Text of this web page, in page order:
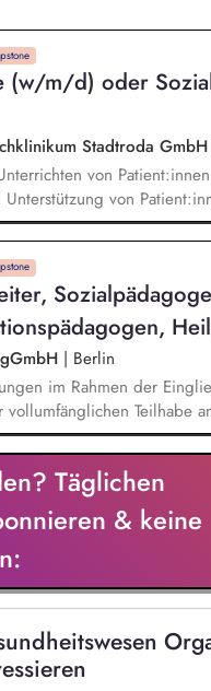
(w/m/d) oder
Stadtroda GmbH
von
Unterstützung von
Rehabilitation
Mitwirken bei Planung und
und Supervisionen
Soziales
| Berlin
im Rahmen der
vollumfänglichen Teilhabe
Täglichen
& keine